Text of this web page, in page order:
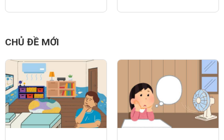
CHỦ ĐỀ MỚI